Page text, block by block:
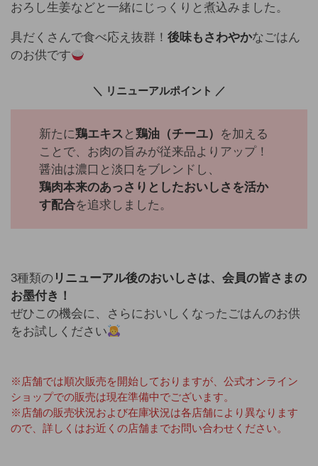
おろし生姜などと一緒にじっくりと煮込みました。
具だくさんで食べ応え抜群！ 後味もさわやかなごはん
のお供です
＼ リニューアルポイント ／
新たに鶏エキス と鶏油（チーユ） を加える
ことで、お肉の旨みが従来品よりアップ！
醤油は濃口と淡口をブレンドし、
鶏肉本来のあっさりとしたおいしさを活か
す配合を追求しました。
3種類の リニューアル後のおいしさは、会員の皆さまの
お墨付き！
ぜひこの機会に、さらにおいしくなったごはんのお供
をお試しください
※店舗では順次販売を開始しておりますが、公式オンライン
ショップでの販売は現在準備中でございます。
※店舗の販売状況および在庫状況は各店舗により異なります
ので、詳しくはお近くの店舗までお問い合わせください。